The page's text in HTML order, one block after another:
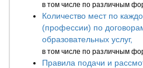
в том числе по различным
Количество мест по
(профессии) по
образовательных услуг,
в том числе по различным
Правила подачи и